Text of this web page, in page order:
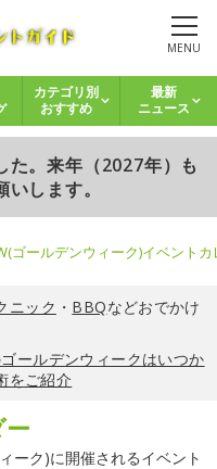
MENU
カテゴリ別
おすすめ
最新
ニュース
た。来年（2027年）も
します。
ゴールデンウィーク)イベント
ニック ・ BBQなどおでかけ
ールデンウィークはいつか
をご紹介
ーク)に開催されるイベント